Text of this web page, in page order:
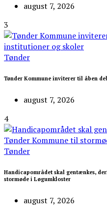
august 7, 2026
3
Tønder
Tønder Kommune inviterer til åben
august 7, 2026
4
Tønder
Handicapområdet skal gentænkes,
stormøde i Løgumkloster
august 7, 2026